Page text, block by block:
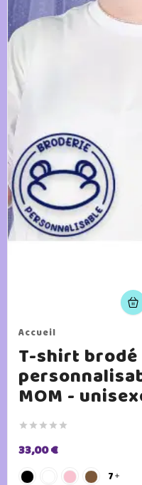
Accueil
T-shirt
MOM -
    
33,00 €
7 